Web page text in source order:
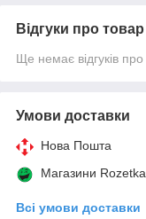
Відгуки про товар
Ще немає відгуків
Умови доставки
Нова Пошта
Магазини Rozetka
Всі умови доставки